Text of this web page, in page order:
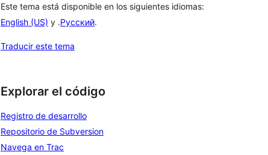
Este tema está disponible en los siguientes idiomas:
English (US) y .Русский.
Traducir este tema
Explorar el código
Registro de desarrollo
Repositorio de Subversion
Navega en Trac